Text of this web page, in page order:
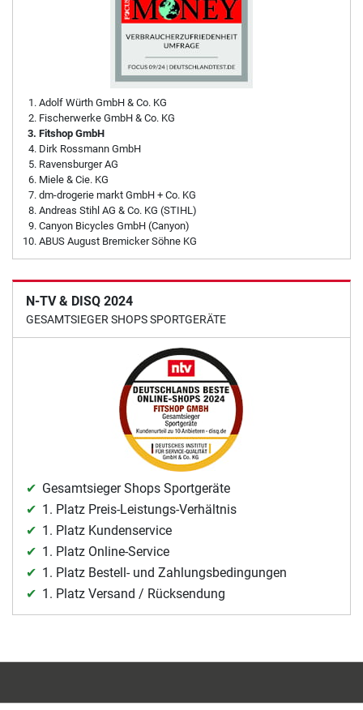
Adolf Würth GmbH & Co. KG
Fischerwerke GmbH & Co. KG
Fitshop GmbH
Dirk Rossmann GmbH
Ravensburger AG
Miele & Cie. KG
dm-drogerie markt GmbH + Co. KG
Andreas Stihl AG & Co. KG (STIHL)
Canyon Bicycles GmbH (Canyon)
ABUS August Bremicker Söhne KG
N-TV & DISQ 2024
GESAMTSIEGER SHOPS SPORTGERÄTE
Gesamtsieger Shops Sportgeräte
1. Platz Preis-Leistungs-Verhältnis
1. Platz Kundenservice
1. Platz Online-Service
1. Platz Bestell- und Zahlungsbedingungen
1. Platz Versand / Rücksendung